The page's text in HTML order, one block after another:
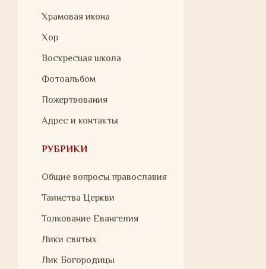
Храмовая икона
Хор
Воскресная школа
Фотоальбом
Пожертвования
Адрес и контакты
РУБРИКИ
Общие вопросы православия
Таинства Церкви
Толкование Евангелия
Лики святых
Лик Богородицы